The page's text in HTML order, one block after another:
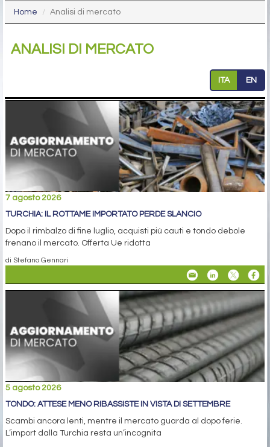
Home Analisi di mercato
ANALISI DI MERCATO
ITA EN
7 agosto 2026
TURCHIA: IL ROTTAME IMPORTATO PERDE SLANCIO
Dopo il rimbalzo di fine luglio, acquisti più cauti e tondo debole
frenano il mercato. Offerta Ue ridotta
di Stefano Gennari
5 agosto 2026
TONDO: ATTESE MENO RIBASSISTE IN VISTA DI SETTEMBRE
Scambi ancora lenti, mentre il mercato guarda al dopo ferie.
L’import dalla Turchia resta un’incognita